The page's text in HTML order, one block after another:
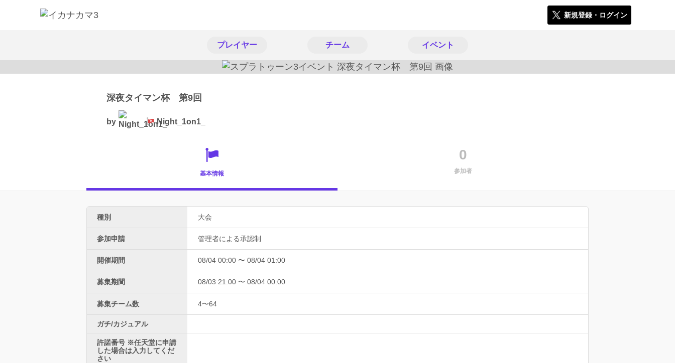
新規登録・ログイン
プレイヤー チーム イベント
深夜タイマン杯 第9回
by Night_1on1_
基本情報
0
参加者
種別 大会
参加申請 管理者による承認制
開催期間 08/04 00:00 〜 08/04 01:00
募集期間 08/03 21:00 〜 08/04 00:00
募集チーム数 4〜64
ガチ/カジュアル
許諾番号 ※任天堂に申請
した場合は入力してくだ
さい